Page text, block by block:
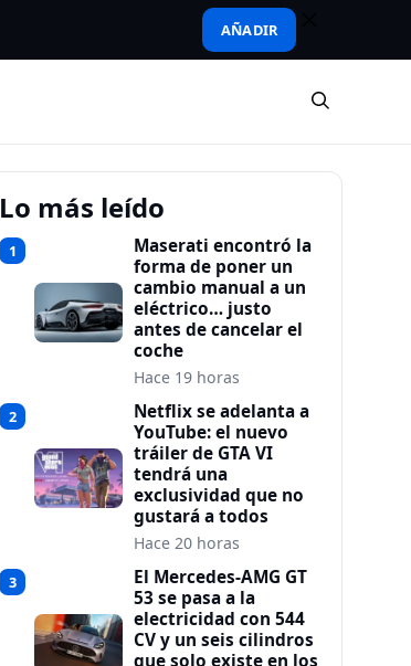
AÑADIR
Lo más leído
1
Maserati encontró la
forma de poner un
cambio manual a un
eléctrico… justo
antes de cancelar el
coche
Hace 19 horas
2
Netflix se adelanta a
YouTube: el nuevo
tráiler de GTA VI
tendrá una
exclusividad que no
gustará a todos
Hace 20 horas
3
El Mercedes-AMG GT
53 se pasa a la
electricidad con 544
CV y un seis cilindros
que solo existe en los